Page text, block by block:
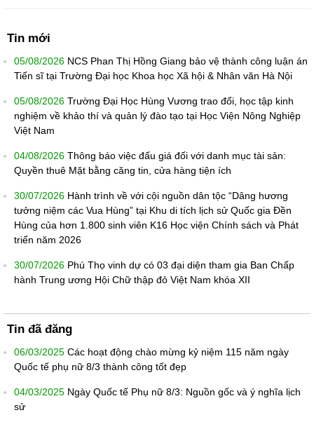
Tin mới
05/08/2026 NCS Phan Thị Hồng Giang bảo vệ thành công luận án
Tiến sĩ tại Trường Đại học Khoa học Xã hội & Nhân văn Hà Nội
05/08/2026 Trường Đại Học Hùng Vương trao đổi, học tập kinh
nghiệm về khảo thí và quản lý đào tạo tại Học Viện Nông Nghiệp
Việt Nam
04/08/2026 Thông báo việc đấu giá đối với danh mục tài sản:
Quyền thuê Mặt bằng căng tin, cửa hàng tiện ích
30/07/2026 Hành trình về với cội nguồn dân tộc “Dâng hương
tưởng niệm các Vua Hùng” tại Khu di tích lịch sử Quốc gia Đền
Hùng của hơn 1.800 sinh viên K16 Học viện Chính sách và Phát
triển năm 2026
30/07/2026 Phú Thọ vinh dự có 03 đại diện tham gia Ban Chấp
hành Trung ương Hội Chữ thập đỏ Việt Nam khóa XII
Tin đã đăng
06/03/2025 Các hoạt động chào mừng kỷ niệm 115 năm ngày
Quốc tế phụ nữ 8/3 thành công tốt đẹp
04/03/2025 Ngày Quốc tế Phụ nữ 8/3: Nguồn gốc và ý nghĩa lịch
sử